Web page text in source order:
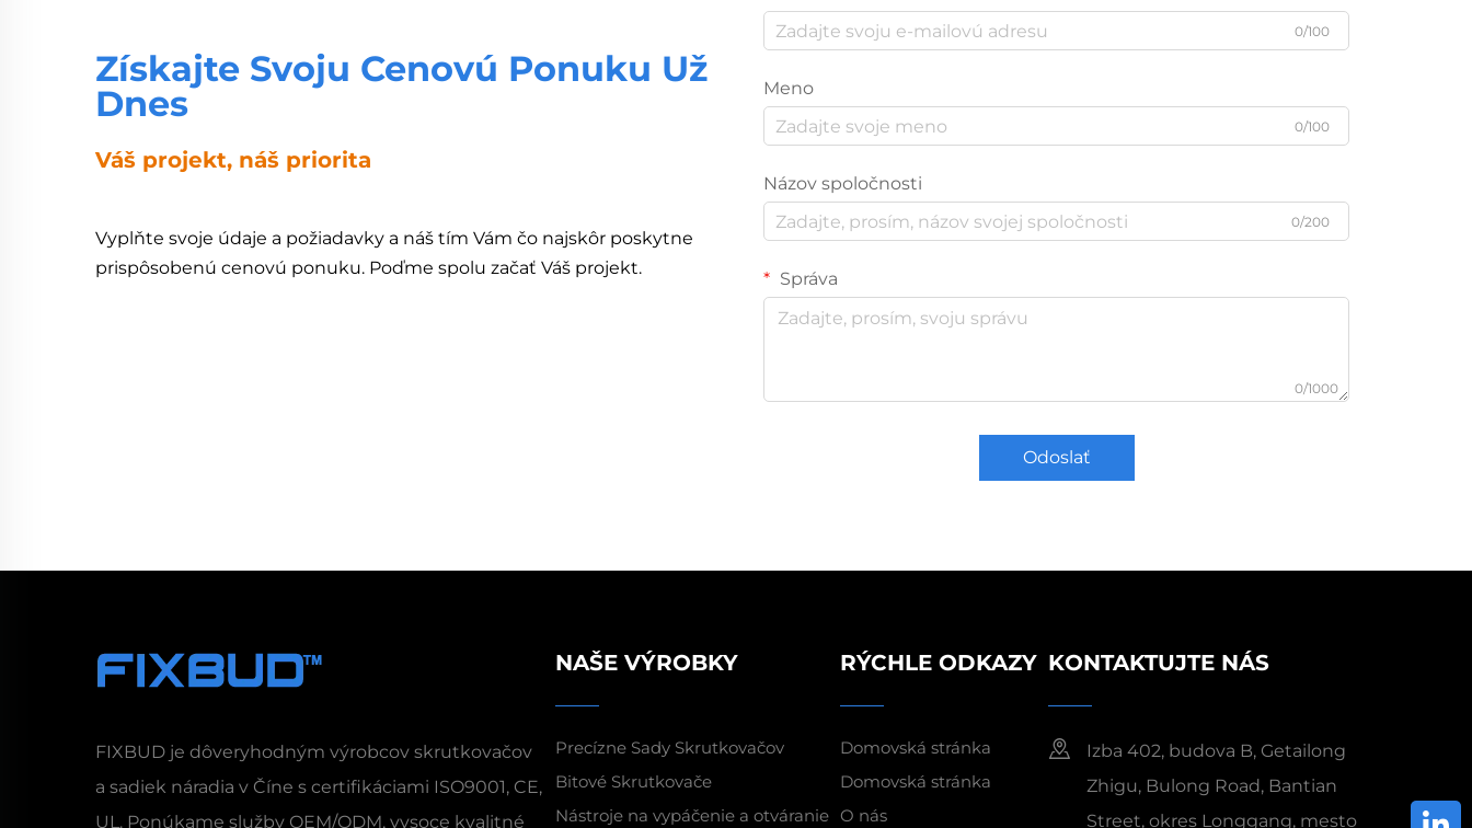
Získajte Svoju Cenovú Ponuku Už
Dnes
Váš projekt, náš priorita
Vyplňte svoje údaje a požiadavky a náš tím Vám čo najskôr poskytne
prispôsobenú cenovú ponuku. Poďme spolu začať Váš projekt.
0/100
Meno
0/100
Názov spoločnosti
0/200
Správa
0/1000
Odoslať
FIXBUD je dôveryhodným výrobcov skrutkovačov
a sadiek náradia v Číne s certifikáciami ISO9001, CE,
UL. Ponúkame služby OEM/ODM, vysoce kvalitné
NAŠE VÝROBKY
Precízne Sady Skrutkovačov
Bitové Skrutkovače
Nástroje na vypáčenie a otváranie
RÝCHLE ODKAZY
Domovská stránka
Domovská stránka
O nás
KONTAKTUJTE NÁS
Izba 402, budova B, Getailong
Zhigu, Bulong Road, Bantian
Street, okres Longgang, mesto